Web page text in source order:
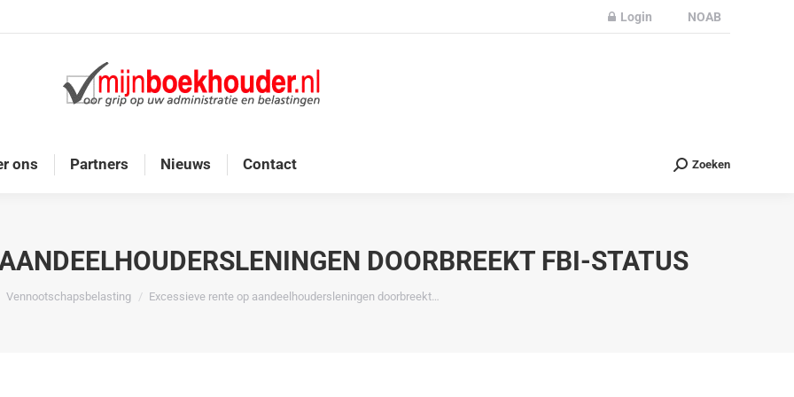
Login NOAB
ons Partners Nieuws Contact Zoeken
DOORBREEKT FBI-STATUS
hier:
Vennootschapsbelasting Excessieve rente op aandeelhoudersleningen doorbreekt…
Home Diensten Onze doelgroep Over ons Partners Nieuws Contact Zoeken